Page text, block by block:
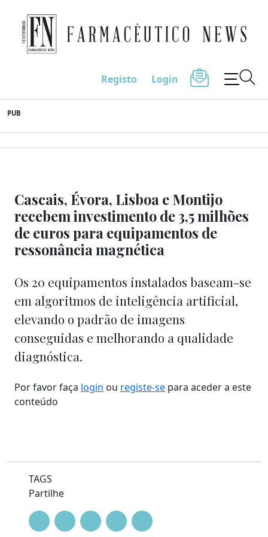
to
content
Farmacêutico News
Registo Login
PUB
Cascais, Évora, Lisboa e Montijo
recebem investimento de 3,5 milhões
de euros para equipamentos de
ressonância magnética
Os 20 equipamentos instalados baseam-se
em algoritmos de inteligência artificial,
elevando o padrão de imagens
conseguidas e melhorando a qualidade
diagnóstica.
Por favor faça login ou registe-se para aceder a este
conteúdo
TAGS
Partilhe